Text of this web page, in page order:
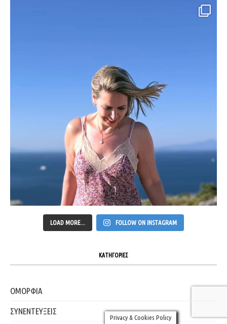
LOAD MORE... FOLLOW ON INSTAGRAM
ΚΑΤΗΓΟΡΙΕΣ
ΟΜΟΡΦΙΑ
ΣΥΝΕΝΤΕΥΞΕΙΣ
Privacy & Cookies Policy